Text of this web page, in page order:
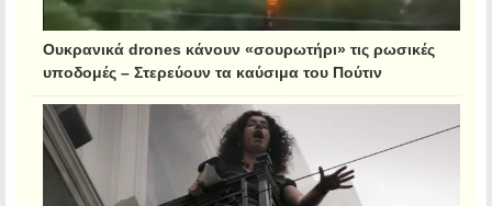
Ουκρανικά drones κάνουν «σουρωτήρι» τις ρωσικές
υποδομές – Στερεύουν τα καύσιμα του Πούτιν